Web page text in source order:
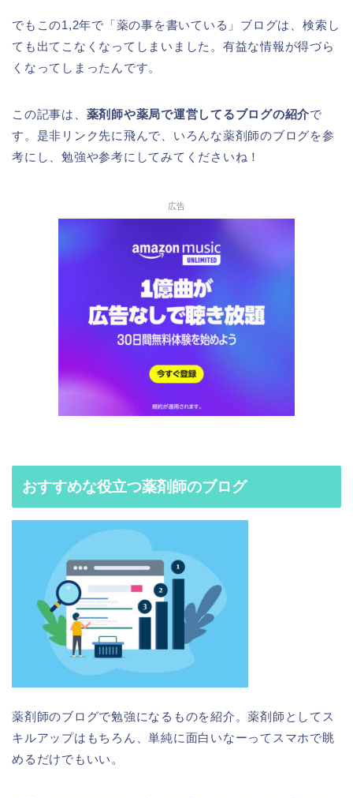
でもこの1,2年で「薬の事を書いている」ブログは、検索し
ても出てこなくなってしまいました。有益な情報が得づら
くなってしまったんです。
この記事は、 薬剤師や薬局で運営してるブログの紹介で
す。是非リンク先に飛んで、いろんな薬剤師のブログを参
考にし、勉強や参考にしてみてくださいね！
広告
おすすめな役立つ薬剤師のブログ
薬剤師のブログで勉強になるものを紹介。薬剤師としてス
キルアップはもちろん、単純に面白いなーってスマホで眺
めるだけでもいい。